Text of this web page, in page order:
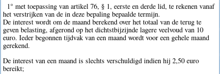
1° met toepassing van artikel 76, § 1, eerste en derde lid, te rekenen vanaf
het verstrijken van de in deze bepaling bepaalde termijn.
De interest wordt om de maand berekend over het totaal van de terug te
geven belasting, afgerond op het dichtstbijzijnde lagere veelvoud van 10
euro. Ieder begonnen tijdvak van een maand wordt voor een gehele maand
gerekend.
De interest van een maand is slechts verschuldigd indien hij 2,50 euro
bereikt;